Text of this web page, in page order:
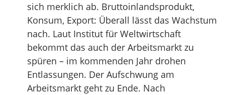
sich merklich ab. Bruttoinlandsprodukt,
Konsum, Export: Überall lässt das Wachstum
nach. Laut Institut für Weltwirtschaft
bekommt das auch der Arbeitsmarkt zu
spüren – im kommenden Jahr drohen
Entlassungen. Der Aufschwung am
Arbeitsmarkt geht zu Ende. Nach